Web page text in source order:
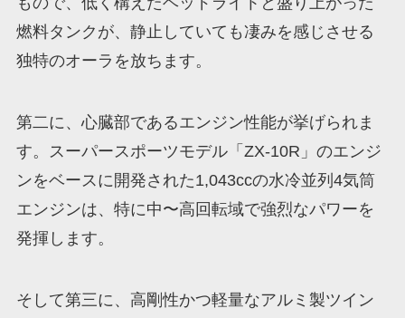
燃料タンクが、静止していても凄みを感じさせる
独特のオーラを放ちます。
第二に、心臓部であるエンジン性能が挙げられま
す。スーパースポーツモデル「ZX-10R」のエンジ
ンをベースに開発された1,043ccの水冷並列4気筒
エンジンは、特に中〜高回転域で強烈なパワーを
発揮します。
そして第三に、高剛性かつ軽量なアルミ製ツイン